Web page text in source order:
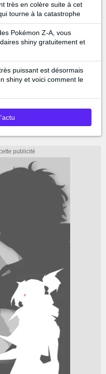
très en colère suite à cet
tourne à la catastrophe
Pokémon Z-A, vous
shiny gratuitement et
puissant est désormais
shiny et voici comment le